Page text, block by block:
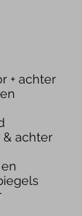
+ achter
achter